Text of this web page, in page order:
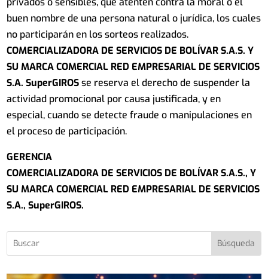
buen nombre de una persona natural o jurídica, los cuales
no participarán en los sorteos realizados.
COMERCIALIZADORA DE SERVICIOS DE BOLÍVAR S.A.S. Y
SU MARCA COMERCIAL RED EMPRESARIAL DE SERVICIOS
S.A. SuperGIROSse reserva el derecho de suspender la
actividad promocional por causa justificada, y en
especial, cuando se detecte fraude o manipulaciones en
el proceso de participación.
GERENCIA
COMERCIALIZADORA DE SERVICIOS DE BOLÍVAR S.A.S.,Y
SU MARCA COMERCIAL RED EMPRESARIAL DE SERVICIOS
S.A., SuperGIROS.